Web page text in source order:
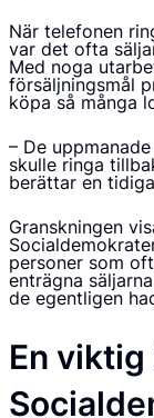
När telefonen
var det ofta
Med noga
försäljningsmål
köpa så många
– De
skulle ringa
berättar en
Granskningen
personer som
enträgna
de egentligen
En